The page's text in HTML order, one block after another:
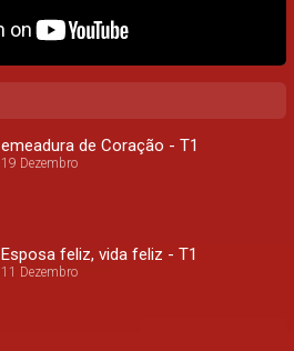
emeadura de Coração - T1
19 Dezembro
Esposa feliz, vida feliz - T1
11 Dezembro